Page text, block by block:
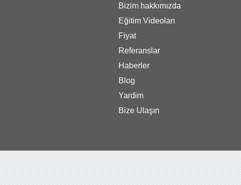
Bizim hakkımızda
Eğitim Videoları
Fiyat
Referanslar
Haberler
Blog
Yardim
Bize Ulaşın